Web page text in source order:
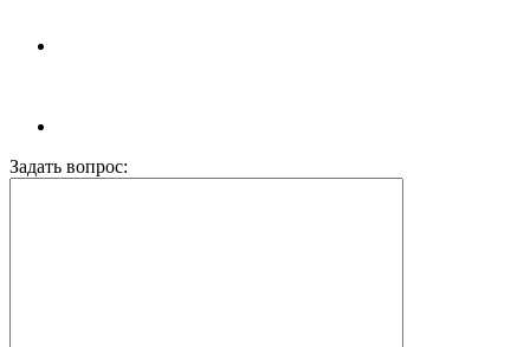
Задать вопрос: